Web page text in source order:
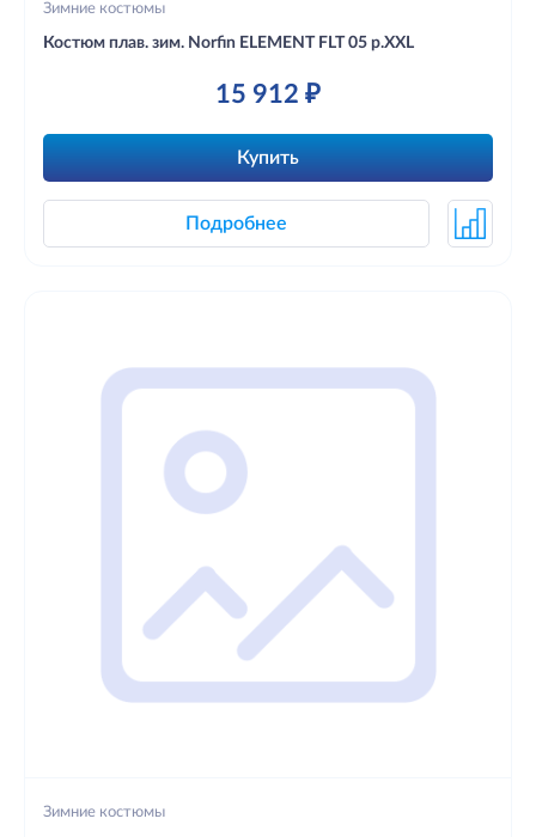
Зимние костюмы
Костюм плав. зим. Norfin ELEMENT FLT 05 р.XXL
15 912 ₽
Купить
Подробнее
Зимние костюмы